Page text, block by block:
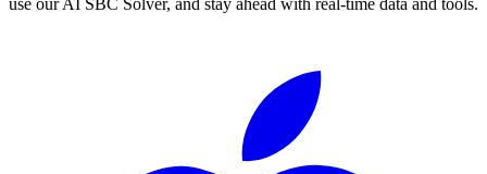
use our AI SBC Solver, and stay ahead with real-time data and tools.